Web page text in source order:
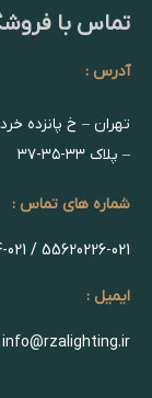
تماس با
آدرس :
تهران – خ پانزده
– پلاک ۳۳-۳۵-۳۷
شماره های تماس :
55620226-021 / 55590724-021
ایمیل :
info@rzalighting.ir